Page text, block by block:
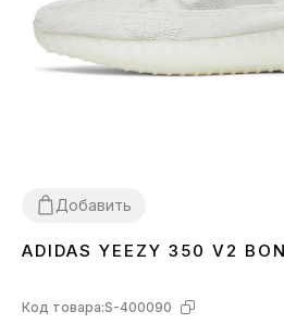
Добавить
36 3738 39 404142 43 444546
ADIDAS YEEZY 350 V2
Код товара:S-400090